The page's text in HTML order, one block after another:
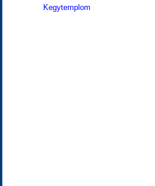
Kegytemplom